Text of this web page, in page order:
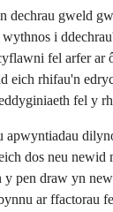
dechrau gweld
i
fel arfer ar
eich rhifau'n
fel y
apwyntiadau
dos neu newid
y pen draw yn
ar ffactorau